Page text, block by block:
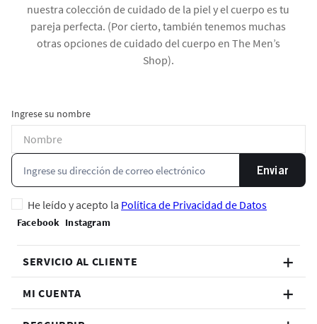
nuestra colección de cuidado de la piel y el cuerpo es tu
pareja perfecta. (Por cierto, también tenemos muchas
otras opciones de cuidado del cuerpo en The Men’s
Shop).
Ingrese su nombre
Enviar
He leído y acepto la Política de Privacidad de Datos
SERVICIO AL CLIENTE
MI CUENTA